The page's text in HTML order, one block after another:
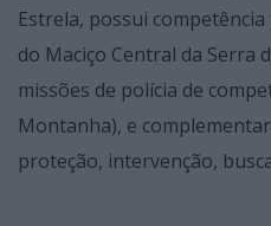
Estrela, possui
do Maciço Central da Serra
missões de polícia de
Montanha), e
proteção, intervenção,